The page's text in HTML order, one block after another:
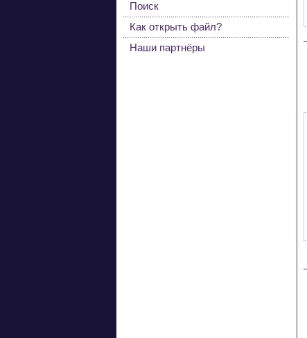
Поиск
Как открыть файл?
Наши партнёры